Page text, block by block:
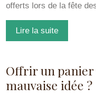
offerts lors de la fête
Lire la suite
Offrir un panier
mauvaise idée ?